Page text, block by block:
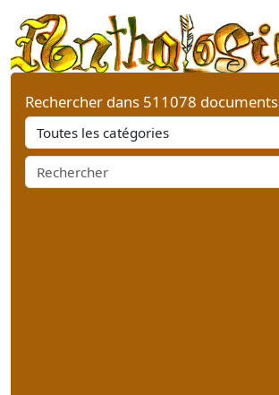
Rechercher dans 511078 documents